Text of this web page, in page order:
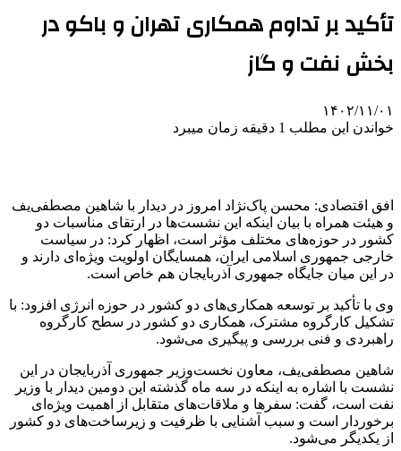
تأکید بر تداوم همکاری تهران و باکو در
بخش نفت و گاز
۱۴۰۲/۱۱/۰۱
خواندن این مطلب 1 دقیقه زمان میبرد
افق اقتصادی: محسن پاک‌نژاد امروز در دیدار با شاهین مصطفی‌یف
و هیئت همراه با بیان اینکه این نشست‌ها در ارتقای مناسبات دو
کشور در حوزه‌های مختلف مؤثر است، اظهار کرد: در سیاست
خارجی جمهوری اسلامی ایران، همسایگان اولویت ویژه‌ای دارند و
در این میان جایگاه جمهوری آذربایجان هم خاص است.
وی با تأکید بر توسعه همکاری‌های دو کشور در حوزه انرژی افزود: با
تشکیل کارگروه مشترک، همکاری دو کشور در سطح کارگروه
راهبردی و فنی بررسی و پیگیری می‌شود.
شاهین مصطفی‌یف، معاون نخست‌وزیر جمهوری آذربایجان در این
نشست با اشاره به اینکه در سه ماه گذشته این دومین دیدار با وزیر
نفت است، گفت: سفرها و ملاقات‌های متقابل از اهمیت ویژه‌ای
برخوردار است و سبب آشنایی با ظرفیت و زیرساخت‌های دو کشور
از یکدیگر می‌شود.